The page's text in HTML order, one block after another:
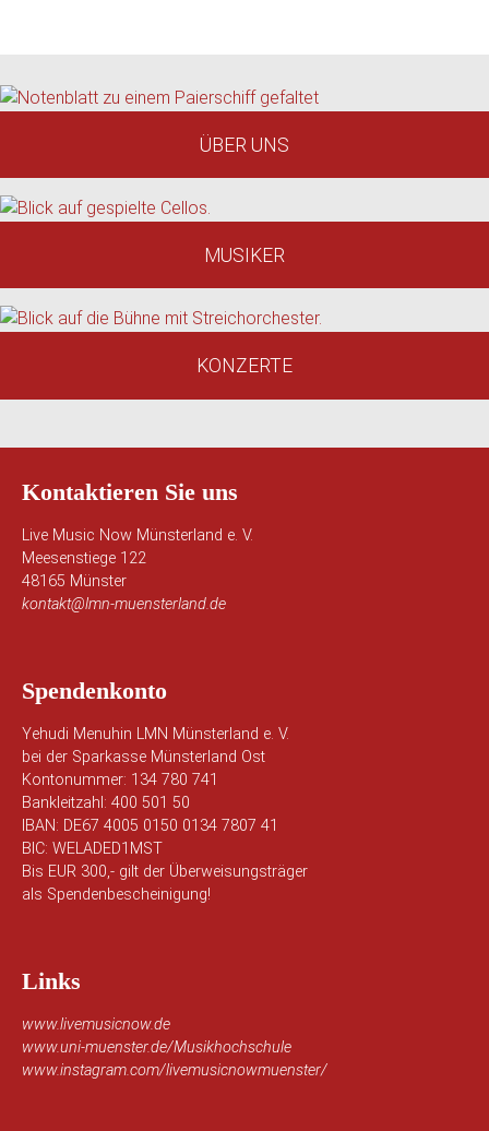
ÜBER UNS
MUSIKER
KONZERTE
Kontaktieren Sie uns
Live Music Now Münsterland e. V.
Meesenstiege 122
48165 Münster
kontakt@lmn-muensterland.de
Spendenkonto
Yehudi Menuhin LMN Münsterland e. V.
bei der Sparkasse Münsterland Ost
Kontonummer: 134 780 741
Bankleitzahl: 400 501 50
IBAN: DE67 4005 0150 0134 7807 41
BIC: WELADED1MST
Bis EUR 300,- gilt der Überweisungsträger
als Spendenbescheinigung!
Links
www.livemusicnow.de
www.uni-muenster.de/Musikhochschule
www.instagram.com/livemusicnowmuenster/